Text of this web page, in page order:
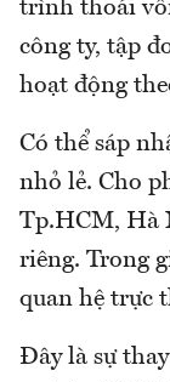
trình thoái
công ty, tập
hoạt động
Có thể sáp
nhỏ lẻ. Cho
Tp.HCM, Hà
riêng. Trong
quan hệ trực
Đây là sự